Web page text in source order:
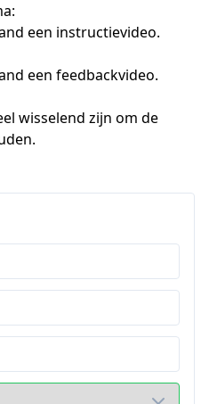
een instructievideo.
een feedbackvideo.
wisselend zijn om de